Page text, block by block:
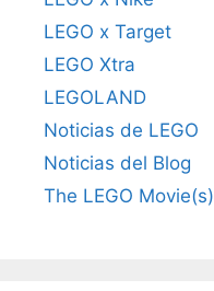
LEGO x Target
LEGO Xtra
LEGOLAND
Noticias de LEGO
Noticias del Blog
The LEGO Movie(s)